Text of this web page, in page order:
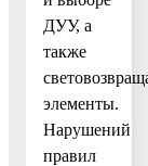
ДУУ, а
также
элементы.
Нарушений
правил